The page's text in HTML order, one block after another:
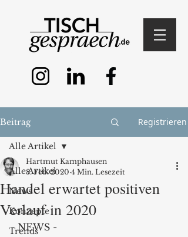
Beitrag Registrieren
Alle Artikel
News
Konzepte
Trends
Alle Artikel
Handel erwartet positiven
Verlauf in 2020
Hartmut Kamphausen
8. Feb. 2020 4 Min. Lesezeit
- NEWS -